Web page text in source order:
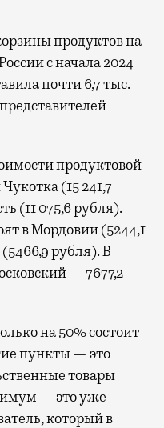
продуктов на
с начала 2024
почти 6,7 тыс.
продуктовой
(15 241,7
(11 075,6 рубля).
в Мордовии (5244,1
рубля). В
— 7677,2
на 50%состоит
пункты — это
товары
— это уже
который в